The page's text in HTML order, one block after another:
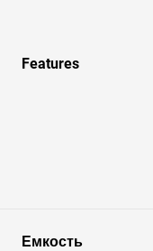
Features
Емкость